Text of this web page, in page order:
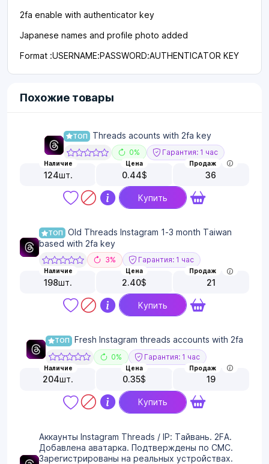
2fa enable with authenticator key
Japanese names and profile photo added
Format :USERNAME:PASSWORD:AUTHENTICATOR KEY
Похожие товары
ТОП Threads acounts with 2fa key
0% Гарантия: 1 час
Наличие
124шт.
Цена
0.44$
Продаж
36
Купить
ТОП
Old Threads Instagram 1-3 month Taiwan
based with 2fa key
3% Гарантия: 1 час
Наличие
198шт.
Цена
2.40$
Продаж
21
Купить
ТОП Fresh Instagram threads accounts with 2fa
0% Гарантия: 1 час
Наличие
204шт.
Цена
0.35$
Продаж
19
Купить
Аккаунты Instagram Threads / IP: Тайвань. 2FA.
Добавлена аватарка. Подтверждены по СМС.
Зарегистрированы на реальных устройствах.